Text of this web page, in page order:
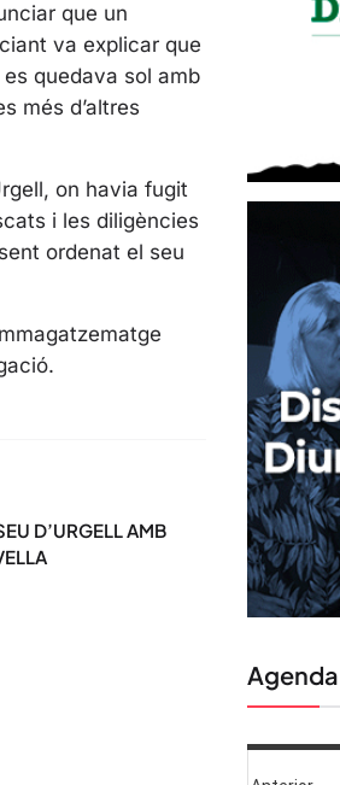
l
l
r
e
e
que un
va explicar que
quedava sol amb
més d’altres
on havia fugit
i les diligències
ordenat el seu
D’URGELL AMB
Agenda